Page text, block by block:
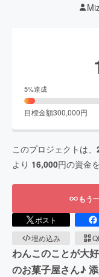
5%達成
目標金額300,000円
このプロジェクトは、
より 16,000円の資金
もう
ポスト
埋め込み
わんこのことが大
のお菓子屋さん♪